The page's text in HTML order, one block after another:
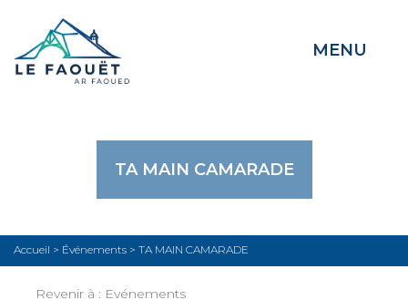
MENU
TA MAIN CAMARADE
Accueil > Événements > TA MAIN CAMARADE
Revenir à : Evénements